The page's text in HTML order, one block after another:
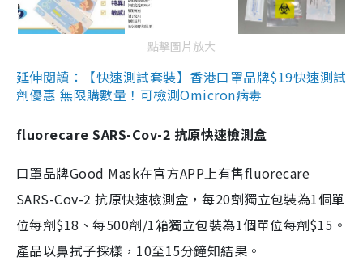
點擊圖片放大
延伸閱讀：【快速測試套裝】香港口罩品牌$19快速測試
劑優惠 無限購數量！可檢測Omicron病毒
fluorecare SARS-Cov-2 抗原快速檢測盒
口罩品牌Good Mask在官方APP上有售fluorecare
SARS-Cov-2 抗原快速檢測盒，每20劑獨立包裝為1個單
位每劑$18、每500劑/1箱獨立包裝為1個單位每劑$15。
產品以鼻拭子採樣，10至15分鐘知結果。